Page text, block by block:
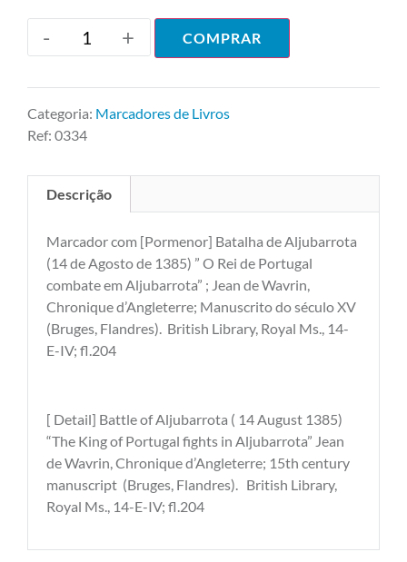
- + COMPRAR
Categoria: Marcadores de Livros
Ref: 0334
Descrição
Marcador com [Pormenor] Batalha de Aljubarrota
(14 de Agosto de 1385) ” O Rei de Portugal
combate em Aljubarrota” ; Jean de Wavrin,
Chronique d’Angleterre; Manuscrito do século XV
(Bruges, Flandres). British Library, Royal Ms., 14-
E-IV; fl.204
[ Detail] Battle of Aljubarrota ( 14 August 1385)
“The King of Portugal fights in Aljubarrota” Jean
de Wavrin, Chronique d’Angleterre; 15th century
manuscript (Bruges, Flandres). British Library,
Royal Ms., 14-E-IV; fl.204